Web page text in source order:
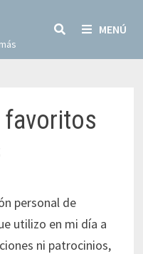
MENÚ
personal de
utilizo en mi día a
ni patrocinios,